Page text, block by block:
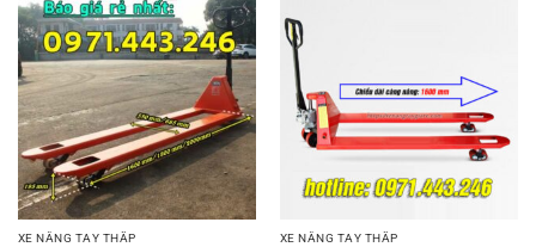
XE NÂNG TAY THẤP XE NÂNG TAY THẤP